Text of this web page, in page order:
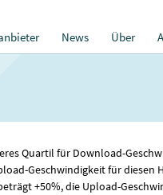
News Über
Quartil für Download-
Geschwindigkeit für diesen
+50%, die Upload-